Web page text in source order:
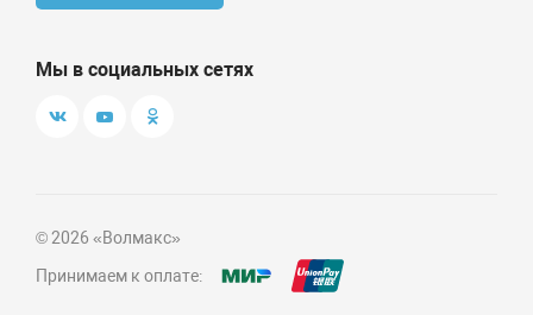
Мы в социальных сетях
© 2026 «Волмакс»
Принимаем к оплате: